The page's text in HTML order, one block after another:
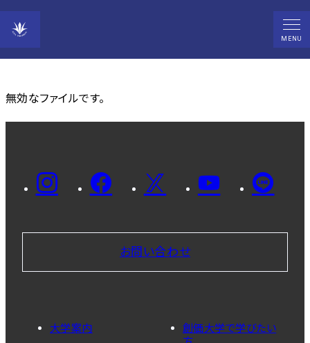
MENU
ダウンロードファイル
無効なファイルです。
お問い合わせ
大学案内
創価大学で学びたい